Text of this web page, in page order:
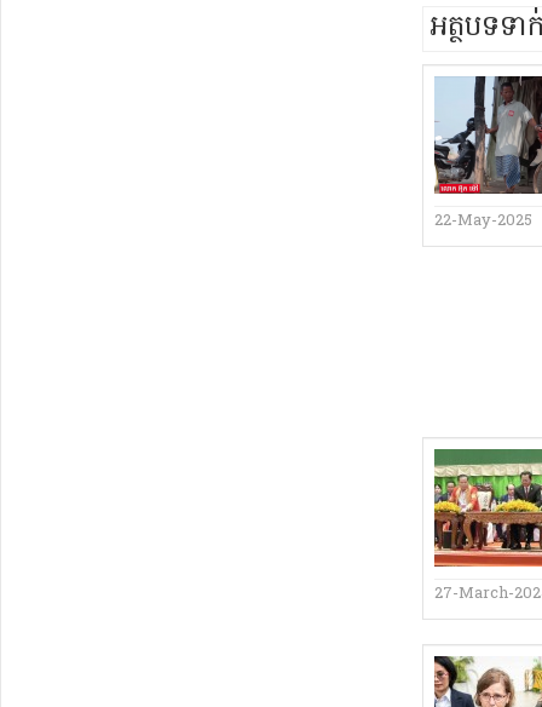
អត្ថបទទ
22-May-2025
27-March-